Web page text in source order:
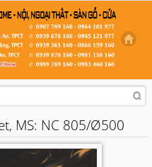
MS: NC 805/Ø500